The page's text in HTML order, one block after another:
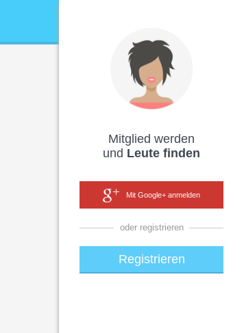
Mitglied werden
und Leute finden
Mit Google+ anmelden
oder registrieren
Registrieren